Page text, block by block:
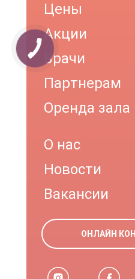
Цены
Акции
Врачи
Партнерам
Оренда зала
О нас
Новости
Вакансии
ОНЛАЙН